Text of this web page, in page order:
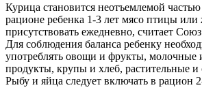
Курица становится неотъемлемой
рационе ребенка 1-3 лет мясо птицы
присутствовать ежедневно, считает
Для соблюдения баланса ребенку
употреблять овощи и фрукты, молочные
продукты, крупы и хлеб, растительные и
Рыбу и яйца следует включать в рацион